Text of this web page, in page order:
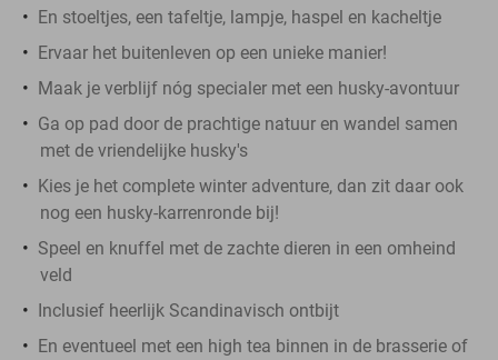
En stoeltjes, een tafeltje, lampje, haspel en kacheltje
Ervaar het buitenleven op een unieke manier!
Maak je verblijf nóg specialer met een husky-avontuur
Ga op pad door de prachtige natuur en wandel samen
met de vriendelijke husky's
Kies je het complete winter adventure, dan zit daar ook
nog een husky-karrenronde bij!
Speel en knuffel met de zachte dieren in een omheind
veld
Inclusief heerlijk Scandinavisch ontbijt
En eventueel met een high tea binnen in de brasserie of